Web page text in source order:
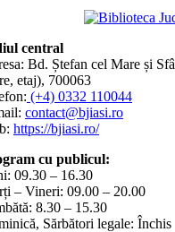
central
Bd. Ștefan cel Mare și
etaj), 700063
(+4) 0332 110044
contact@bjiasi.ro
https://bjiasi.ro/
cu publicul:
09.30 – 16.30
– Vineri: 09.00 – 20.00
8.30 – 15.30
Sărbători legale: Închis